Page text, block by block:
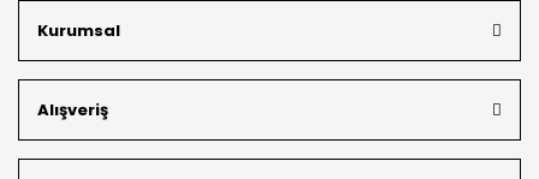
müşterilerimizin özel siparişlerini benzersiz bir titizlikle
hazırlıyor; köklü geçmişimizi geleceğin takı modasına
güvenle taşıyoruz.
Kurumsal
Alışveriş